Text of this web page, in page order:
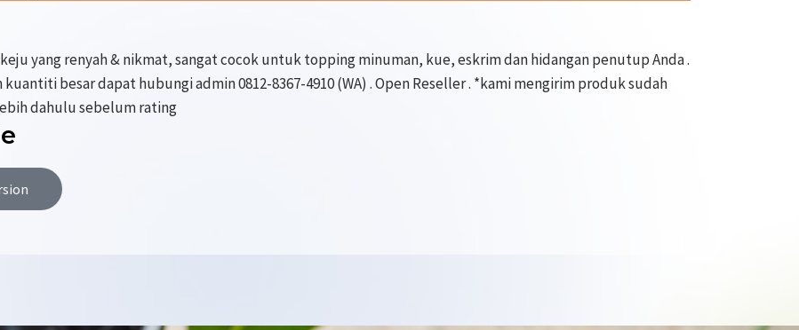
yang renyah & nikmat, sangat cocok untuk topping minuman, kue, eskrim dan hidangan penutup Anda .
besar dapat hubungi admin 0812-8367-4910 (WA) . Open Reseller . *kami mengirim produk sudah
dahulu sebelum rating